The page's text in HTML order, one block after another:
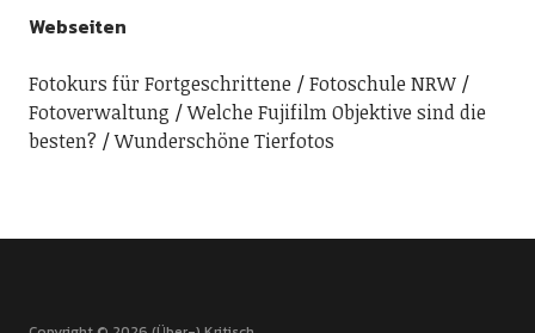
Webseiten
Fotokurs für Fortgeschrittene
Fotoschule NRW
Fotoverwaltung
Welche Fujifilm Objektive sind die
besten?
Wunderschöne Tierfotos